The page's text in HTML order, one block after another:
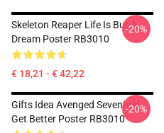
Skeleton Reaper Life Is But A
Dream Poster RB3010
€ 18,21 - € 42,22
-20%
Gifts Idea Avenged Sevenfold
Get Better Poster RB3010
-20%